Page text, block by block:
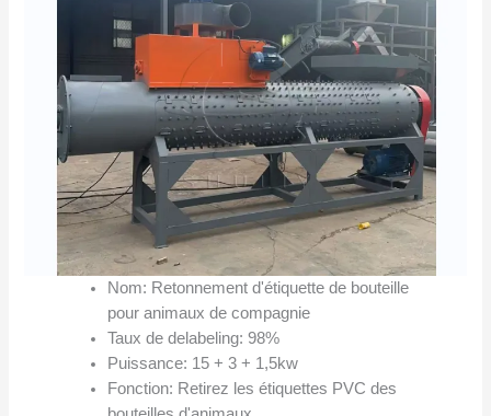
Nom: Retonnement d'étiquette de bouteille
pour animaux de compagnie
Taux de delabeling: 98%
Puissance: 15 + 3 + 1,5kw
Fonction: Retirez les étiquettes PVC des